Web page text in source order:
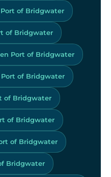
of Bridgwater
of Bridgwater
Port of Bridgwater
of Bridgwater
of Bridgwater
of Bridgwater
of Bridgwater
Bridgwater